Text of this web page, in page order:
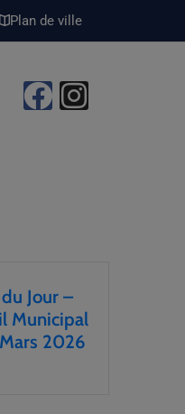
Plan de ville
Jour –
Municipal
2026